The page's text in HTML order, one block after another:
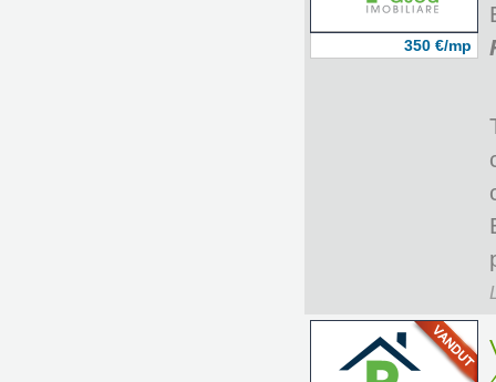
350 €/mp